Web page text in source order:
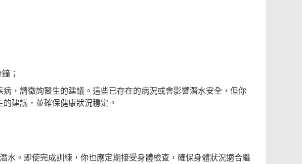
；
，請徵詢醫生的建議。這些已存在的病況或會影響潛水安全，但你
建議，並確保健康狀況穩定。
水。即使完成訓練，你也應定期接受身體檢查，確保身體狀況適合繼